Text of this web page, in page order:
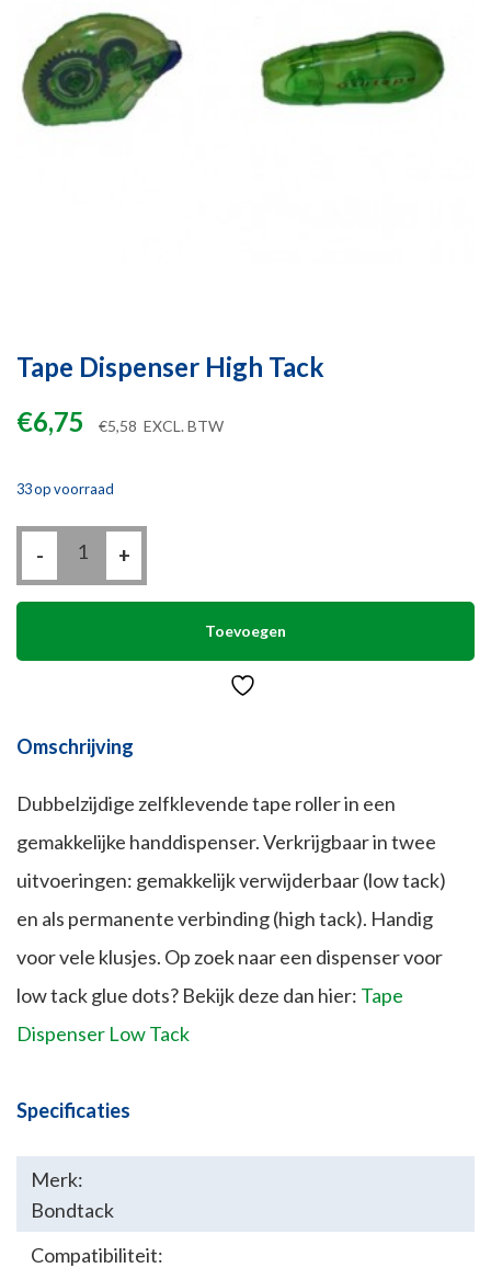
Tape Dispenser High Tack
€6,75 €5,58 EXCL. BTW
33 op voorraad
-
Dispenser
Tack
aantal
+
Toevoegen
Omschrijving
Dubbelzijdige zelfklevende tape roller in een
gemakkelijke handdispenser. Verkrijgbaar in twee
uitvoeringen: gemakkelijk verwijderbaar (low tack)
en als permanente verbinding (high tack). Handig
voor vele klusjes. Op zoek naar een dispenser voor
low tack glue dots? Bekijk deze dan hier: Tape
Dispenser Low Tack
Specificaties
Merk:
Bondtack
Compatibiliteit: